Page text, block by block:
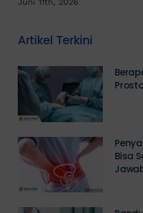
Artikel Terkini
Bisa